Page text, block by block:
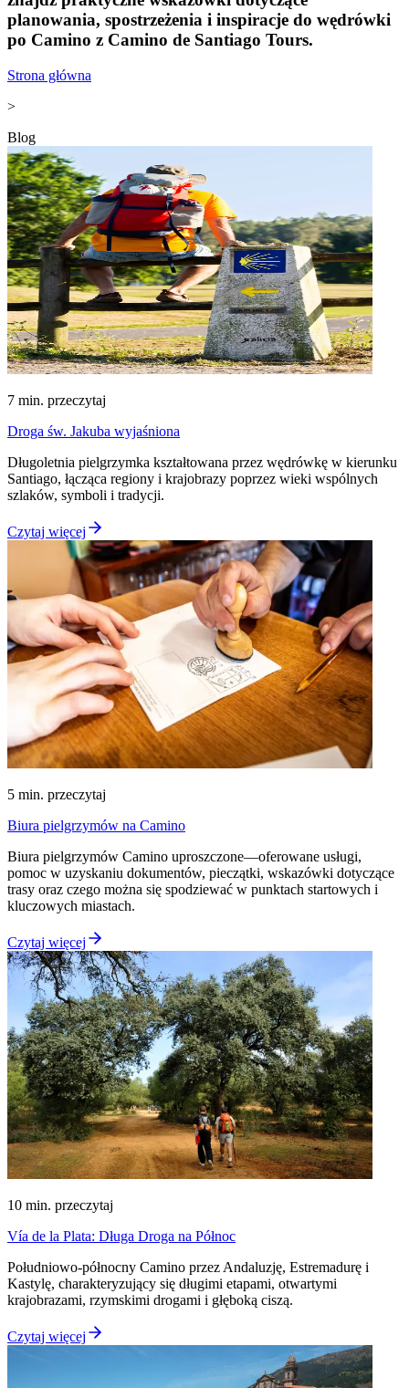
planowania, spostrzeżenia i inspiracje do wędrówki
po Camino z Camino de Santiago Tours.
Strona główna
>
Blog
7 min. przeczytaj
Droga św. Jakuba wyjaśniona
Długoletnia pielgrzymka kształtowana przez wędrówkę w kierunku
Santiago, łącząca regiony i krajobrazy poprzez wieki wspólnych
szlaków, symboli i tradycji.
Czytaj więcej
5 min. przeczytaj
Biura pielgrzymów na Camino
Biura pielgrzymów Camino uproszczone—oferowane usługi,
pomoc w uzyskaniu dokumentów, pieczątki, wskazówki dotyczące
trasy oraz czego można się spodziewać w punktach startowych i
kluczowych miastach.
Czytaj więcej
10 min. przeczytaj
Vía de la Plata: Długa Droga na Północ
Południowo-północny Camino przez Andaluzję, Estremadurę i
Kastylę, charakteryzujący się długimi etapami, otwartymi
krajobrazami, rzymskimi drogami i głęboką ciszą.
Czytaj więcej